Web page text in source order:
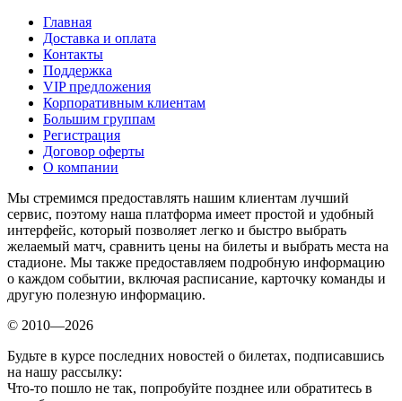
Главная
Доставка и оплата
Контакты
Поддержка
VIP предложения
Корпоративным клиентам
Большим группам
Регистрация
Договор оферты
О компании
Мы стремимся предоставлять нашим клиентам лучший
сервис, поэтому наша платформа имеет простой и удобный
интерфейс, который позволяет легко и быстро выбрать
желаемый матч, сравнить цены на билеты и выбрать места на
стадионе. Мы также предоставляем подробную информацию
о каждом событии, включая расписание, карточку команды и
другую полезную информацию.
© 2010—2026
Будьте в курсе последних новостей о билетах, подписавшись
на нашу рассылку:
Что-то пошло не так, попробуйте позднее или обратитесь в